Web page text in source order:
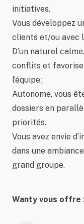
initiatives.
Vous développez
clients et/ou avec
D’un naturel
conflits et
l’équipe ;
Autonome, vous
dossiers en
priorités.
Vous avez envie
dans une
grand groupe.
Wanty vous offre